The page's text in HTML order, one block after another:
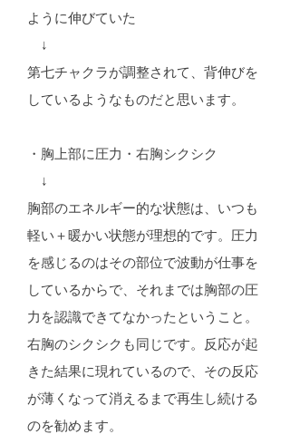
ように伸びていた
↓
第七チャクラが調整されて、背伸びを
しているようなものだと思います。
・胸上部に圧力・右胸シクシク
↓
胸部のエネルギー的な状態は、いつも
軽い＋暖かい状態が理想的です。圧力
を感じるのはその部位で波動が仕事を
しているからで、それまでは胸部の圧
力を認識できてなかったということ。
右胸のシクシクも同じです。反応が起
きた結果に現れているので、その反応
が薄くなって消えるまで再生し続ける
のを勧めます。